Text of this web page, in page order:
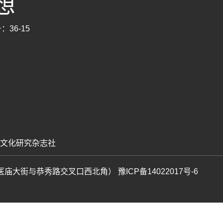
36-15
化研究杂志社
大街与恭秀路交叉口西北角） 豫ICP备14022017号-6